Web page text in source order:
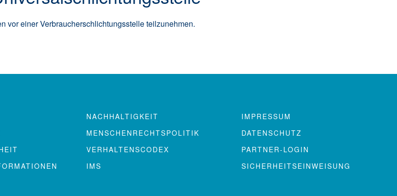
vor einer Verbraucherschlichtungsstelle teilzunehmen.
NACHHALTIGKEIT
MENSCHENRECHTSPOLITIK
VERHALTENSCODEX
IMS
IMPRESSUM
DATENSCHUTZ
PARTNER-LOGIN
SICHERHEITSEINWEISUNG